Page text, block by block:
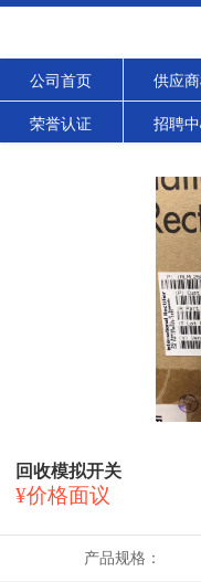
公司首页 供应
荣誉认证 招聘
回收模拟开关
¥价格面议
产品规格：